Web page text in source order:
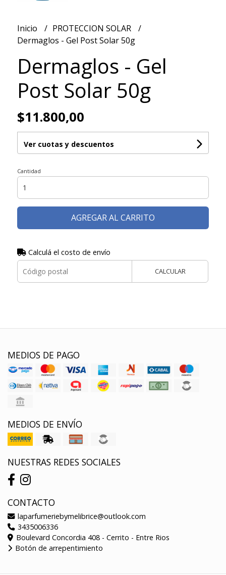
Inicio
PROTECCION SOLAR
Dermaglos - Gel Post Solar 50g
Dermaglos - Gel
Post Solar 50g
$11.800,00
Ver cuotas y descuentos
Cantidad
AGREGAR AL CARRITO
Calculá el costo de envío
CALCULAR
MEDIOS DE PAGO
MEDIOS DE ENVÍO
NUESTRAS REDES SOCIALES
CONTACTO
laparfumeriebymelibrice@outlook.com
3435006336
Boulevard Concordia 408 - Cerrito - Entre Rios
Botón de arrepentimiento